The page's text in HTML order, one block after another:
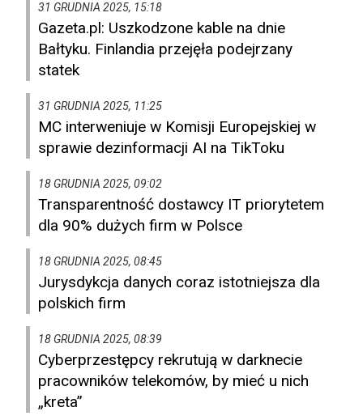
31 GRUDNIA 2025, 15:18
Gazeta.pl: Uszkodzone kable na dnie
Bałtyku. Finlandia przejęła podejrzany
statek
31 GRUDNIA 2025, 11:25
MC interweniuje w Komisji Europejskiej w
sprawie dezinformacji AI na TikToku
18 GRUDNIA 2025, 09:02
Transparentność dostawcy IT priorytetem
dla 90% dużych firm w Polsce
18 GRUDNIA 2025, 08:45
Jurysdykcja danych coraz istotniejsza dla
polskich firm
18 GRUDNIA 2025, 08:39
Cyberprzestępcy rekrutują w darknecie
pracowników telekomów, by mieć u nich
„kreta”